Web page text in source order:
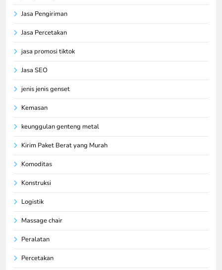
Jasa Pengiriman
Jasa Percetakan
jasa promosi tiktok
Jasa SEO
jenis jenis genset
Kemasan
keunggulan genteng metal
Kirim Paket Berat yang Murah
Komoditas
Konstruksi
Logistik
Massage chair
Peralatan
Percetakan